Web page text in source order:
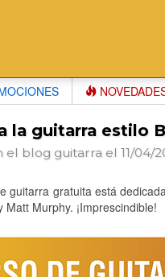
la guitarra estilo
el blog guitarra el 11/04/
guitarra gratuita está
Matt Murphy. ¡Imprescindible!